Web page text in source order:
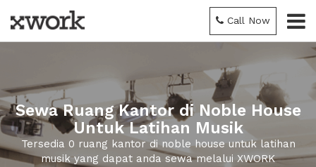
Call Now
Sewa Ruang Kantor di Noble House
Untuk Latihan Musik
Tersedia 0 ruang kantor di noble house untuk latihan
musik yang dapat anda sewa melalui XWORK